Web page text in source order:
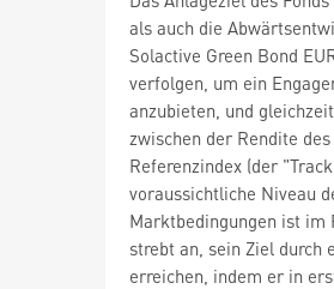
als auch die
Solactive Green Bond
verfolgen, um ein
anzubieten, und
zwischen der Rendite
Referenzindex (der
voraussichtliche Niveau
Marktbedingungen ist im
strebt an, sein Ziel durch
erreichen, indem er in